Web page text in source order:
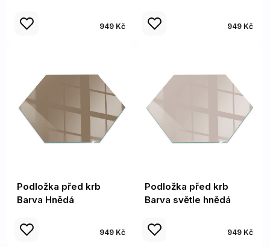
949 Kč 949 Kč
Podložka před krb
Barva Hnědá
949 Kč
Podložka před krb
Barva světle hnědá
949 Kč